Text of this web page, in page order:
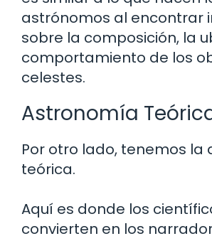
astrónomos al encontrar
sobre la composición, la
comportamiento de los
celestes.
Astronomía
Por otro lado, tenemos la
teórica.
Aquí es donde los
convierten en los